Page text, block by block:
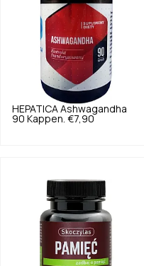
HEPATICA Ashwagandha
90 Kappen. €7,90